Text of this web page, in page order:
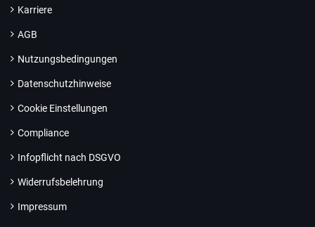
Karriere
AGB
Nutzungsbedingungen
Datenschutzhinweise
Cookie Einstellungen
Compliance
Infopflicht nach DSGVO
Widerrufsbelehrung
Impressum